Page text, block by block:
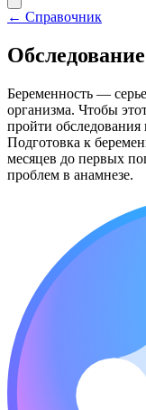
← Справочник
Беременность —
организма. Чтобы
пройти
Подготовка к
месяцев до первых
проблем в анамнезе.